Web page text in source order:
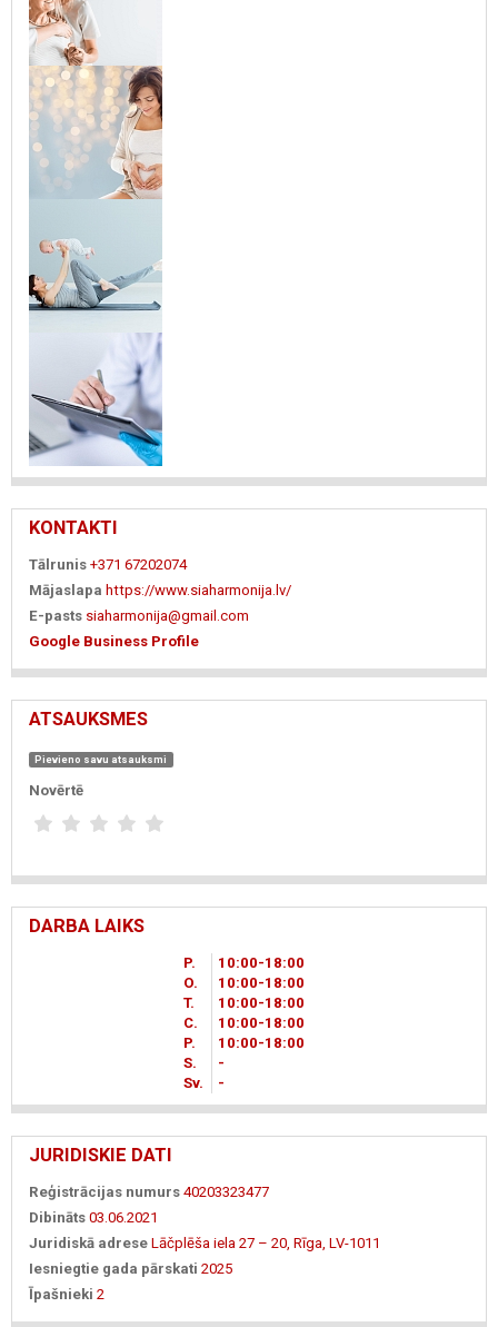
KONTAKTI
Tālrunis +371 67202074
Mājaslapa https://www.siaharmonija.lv/
E-pasts siaharmonija@gmail.com
Google Business Profile
ATSAUKSMES
Pievieno savu atsauksmi
Novērtē
DARBA LAIKS
P. 10 00-18 00
O.
10 00-18 00
T.
10 00-18 00
C.
10 00-18 00
P.
10 00-18 00
S.
-
Sv.
-
JURIDISKIE DATI
Reģistrācijas numurs 40203323477
Dibināts 03.06.2021
Juridiskā adrese Lāčplēša iela 27 – 20, Rīga, LV-1011
Iesniegtie gada pārskati 2025
Īpašnieki 2